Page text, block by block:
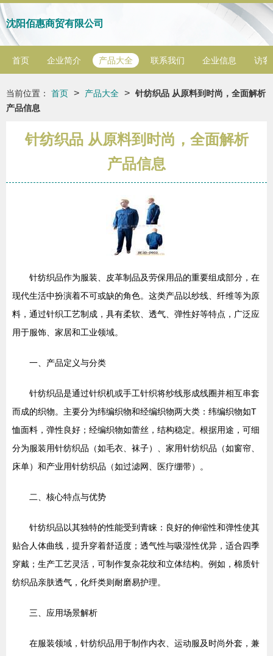
沈阳佰惠商贸有限公司
首页 企业简介 产品大全 联系我们 企业信息 访客
当前位置： 首页 > 产品大全 > 针纺织品 从原料到时尚，全面解析
产品信息
针纺织品 从原料到时尚，全面解析
产品信息
针纺织品作为服装、皮革制品及劳保用品的重要组成部分，在
现代生活中扮演着不可或缺的角色。这类产品以纱线、纤维等为原
料，通过针织工艺制成，具有柔软、透气、弹性好等特点，广泛应
用于服饰、家居和工业领域。
一、产品定义与分类
针纺织品是通过针织机或手工针织将纱线形成线圈并相互串套
而成的织物。主要分为纬编织物和经编织物两大类：纬编织物如T
恤面料，弹性良好；经编织物如蕾丝，结构稳定。根据用途，可细
分为服装用针纺织品（如毛衣、袜子）、家用针纺织品（如窗帘、
床单）和产业用针纺织品（如过滤网、医疗绷带）。
二、核心特点与优势
针纺织品以其独特的性能受到青睐：良好的伸缩性和弹性使其
贴合人体曲线，提升穿着舒适度；透气性与吸湿性优异，适合四季
穿戴；生产工艺灵活，可制作复杂花纹和立体结构。例如，棉质针
纺织品亲肤透气，化纤类则耐磨易护理。
三、应用场景解析
在服装领域，针纺织品用于制作内衣、运动服及时尚外套，兼